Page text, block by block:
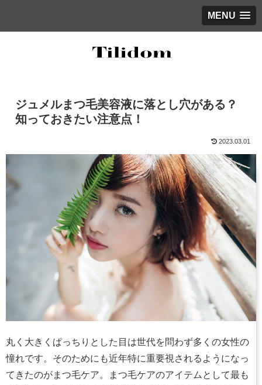
MENU
ジュメルまつ毛美容液に落とし穴がある？
知っておきたい注意点！
2023.03.01
丸く大きくぱっちりとした目は世代を問わず多くの女性の
憧れです。そのためにも近年特に重要視されるようになっ
てきたのがまつ毛ケア。まつ毛ケアのアイテムとして最も